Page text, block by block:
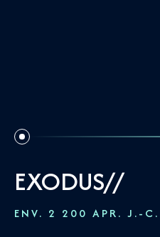
EXODUS//
ENV. 2 200 APR. J.-